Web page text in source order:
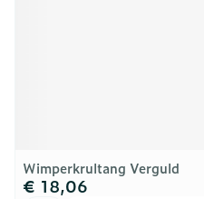
Wimperkrultang Verguld
€ 18,06